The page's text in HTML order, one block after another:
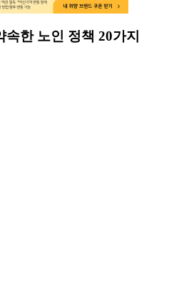
한 노인 정책 20가지